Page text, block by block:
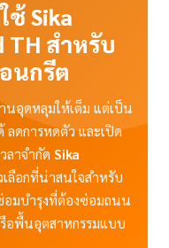
ช้ Sika
TH สำหรับ
นกรีต
นอุดหลุมให้เต็ม แต่เป็น
ลดการหดตัว และเปิด
ลาจำกัด Sika
ลือกที่น่าสนใจสำหรับ
อมบำรุงที่ต้องซ่อมถนน
อพื้นอุตสาหกรรมแบบ